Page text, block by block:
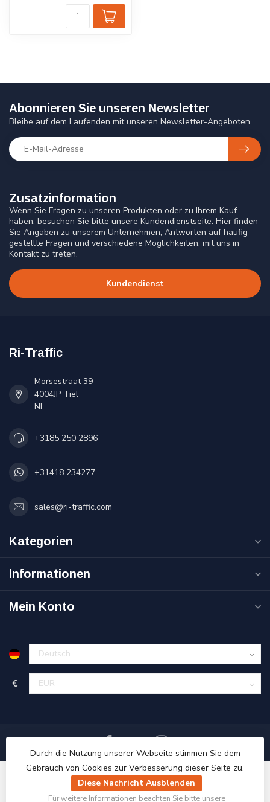
Zusatzinformation
Wenn Sie Fragen zu unseren Produkten oder zu Ihrem Kauf
haben, besuchen Sie bitte unsere Kundendienstseite. Hier finden
Sie Angaben zu unserem Unternehmen, Antworten auf häufig
gestellte Fragen und verschiedene Möglichkeiten, mit uns in
Kontakt zu treten.
Kundendienst
Abonnieren Sie unseren Newsletter
Bleibe auf dem Laufenden mit unseren Newsletter-Angeboten
Ri-Traffic
Morsestraat 39
4004JP Tiel
NL
+3185 250 2896
+31418 234277
sales@ri-traffic.com
Kategorien
Informationen
Mein Konto
€
Durch die Nutzung unserer Webseite stimmen Sie dem
Gebrauch von Cookies zur Verbesserung dieser Seite zu.
Diese Nachricht Ausblenden
Für weitere Informationen beachten Sie bitte unsere